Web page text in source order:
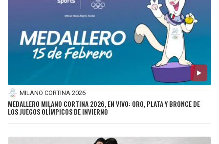
MILANO CORTINA 2026
MEDALLERO MILANO CORTINA 2026, EN VIVO: ORO, PLATA Y BRONCE DE
LOS JUEGOS OLÍMPICOS DE INVIERNO